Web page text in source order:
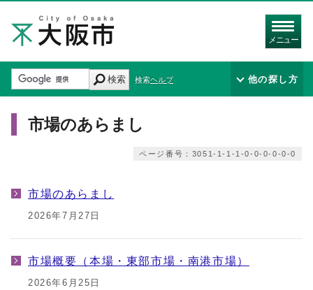
メニュー
検索 検索ヘルプ 他の探し方
市場のあらまし
ページ番号：3051-1-1-1-0-0-0-0-0-0
市場のあらまし
2026年7月27日
市場概要（本場・東部市場・南港市場）
2026年6月25日